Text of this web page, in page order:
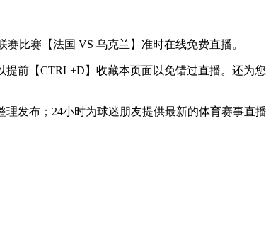
比赛【法国 VS 乌克兰】准时在线免费直播。
前【CTRL+D】收藏本页面以免错过直播。还为
发布；24小时为球迷朋友提供最新的体育赛事直